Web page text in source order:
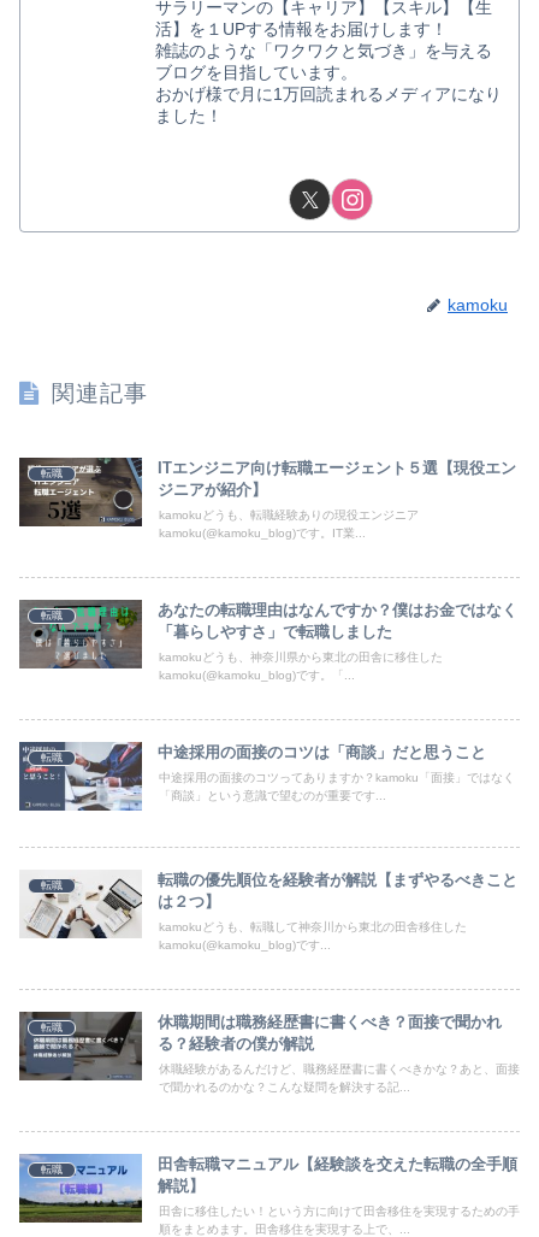
サラリーマンの【キャリア】【スキル】【生
活】を１UPする情報をお届けします！
雑誌のような「ワクワクと気づき」を与える
ブログを目指しています。
おかげ様で月に1万回読まれるメディアになり
ました！
kamoku
関連記事
転職
ITエンジニア向け転職エージェント５選【現役エン
ジニアが紹介】
kamokuどうも、転職経験ありの現役エンジニア
kamoku(@kamoku_blog)です。IT業...
転職
あなたの転職理由はなんですか？僕はお金ではなく
「暮らしやすさ」で転職しました
kamokuどうも、神奈川県から東北の田舎に移住した
kamoku(@kamoku_blog)です。「...
転職 中途採用の面接のコツは「商談」だと思うこと
中途採用の面接のコツってありますか？kamoku「面接」ではなく
「商談」という意識で望むのが重要です...
転職
転職の優先順位を経験者が解説【まずやるべきこと
は２つ】
kamokuどうも、転職して神奈川から東北の田舎移住した
kamoku(@kamoku_blog)です...
転職
休職期間は職務経歴書に書くべき？面接で聞かれ
る？経験者の僕が解説
休職経験があるんだけど、職務経歴書に書くべきかな？あと、面接
で聞かれるのかな？こんな疑問を解決する記...
転職
田舎転職マニュアル【経験談を交えた転職の全手順
解説】
田舎に移住したい！という方に向けて田舎移住を実現するための手
順をまとめます。田舎移住を実現する上で、...